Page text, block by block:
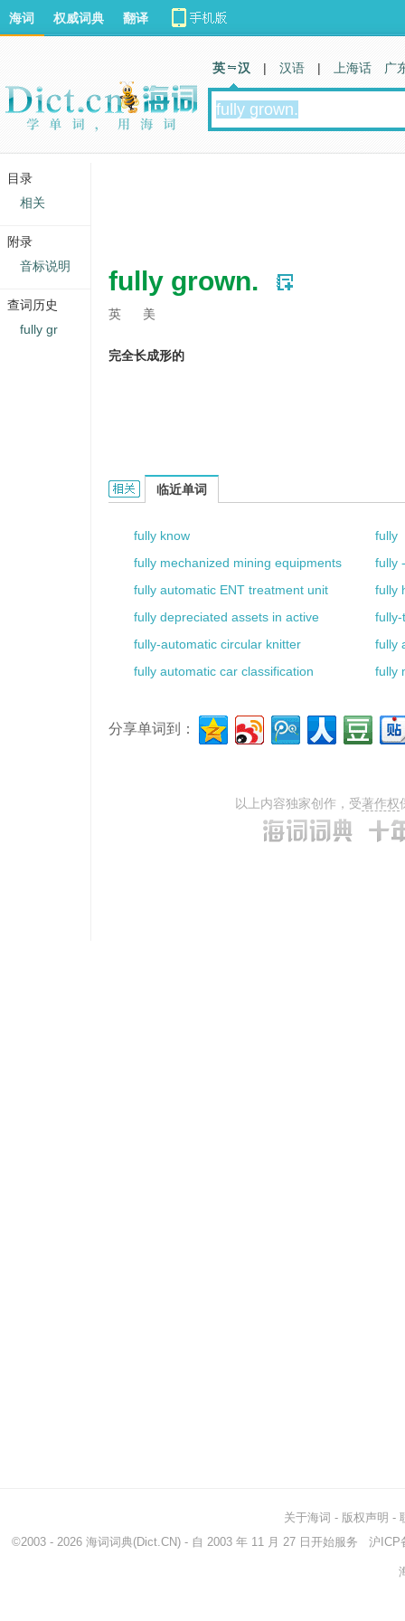
fully grown.
英 美
完全长成形的
fully grown.的相关资料：
临近单词
fully know
fully
fully mechanized mining equipments
fully
fully automatic ENT treatment unit
fully
fully depreciated assets in active
fully-automatic circular knitter
fully
fully automatic car classification
fully
分享单词到：
以上内容独家创作，受著作权
海词 权威词典 翻译
英 汉 | 汉语 | 上海话 广
关于海词 - 版权声明 -
©2003 - 2026 海词词典(Dict.CN) - 自 2003 年 11 月 27 日开始服务 沪ICP
目录
相关
附录
音标说明
查词历史
fully gr